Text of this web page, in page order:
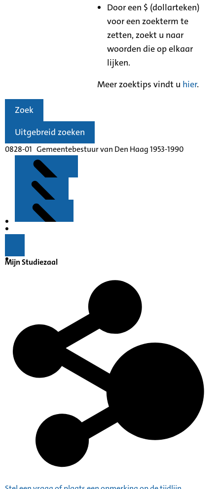
Door een $ (dollarteken)
voor een zoekterm te
zetten, zoekt u naar
woorden die op elkaar
lijken.
Meer zoektips vindt u hier.
Zoek
Uitgebreid zoeken
0828-01 Gemeentebestuur van Den Haag 1953-1990
Inventaris
Mijn Studiezaal